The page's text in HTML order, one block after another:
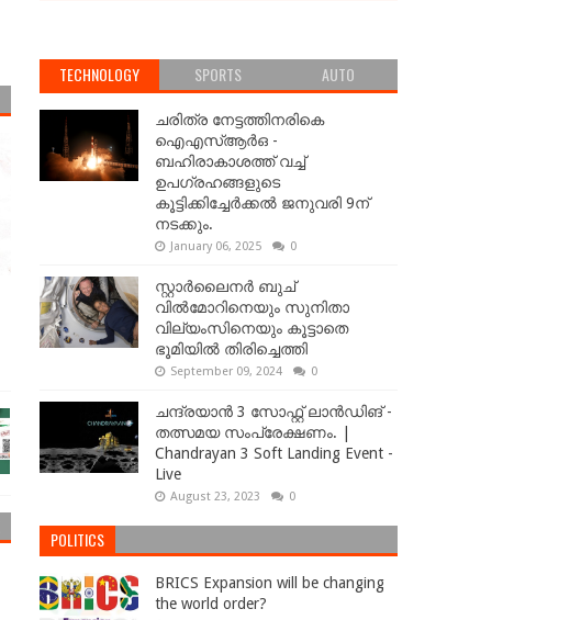
TECHNOLOGY SPORTS AUTO
ചരിത്ര നേട്ടത്തിനരികെ
ഐഎസ്ആർഒ -
ബഹിരാകാശത്ത് വച്ച്
ഉപഗ്രഹങ്ങളുടെ
കൂട്ടിക്കിച്ചേർക്കൽ ജനുവരി 9ന്
നടക്കും.
January 06, 2025 0
സ്റ്റാർലൈനർ ബുച്
വിൽമോറിനെയും സുനിതാ
വില്യംസിനെയും കൂട്ടാതെ
ഭൂമിയിൽ തിരിച്ചെത്തി
September 09, 2024 0
ചന്ദ്രയാൻ 3 സോഫ്റ്റ് ലാൻഡിങ് -
തത്സമയ സംപ്രേക്ഷണം. |
Chandrayan 3 Soft Landing Event -
Live
August 23, 2023 0
POLITICS
BRICS Expansion will be changing
the world order?